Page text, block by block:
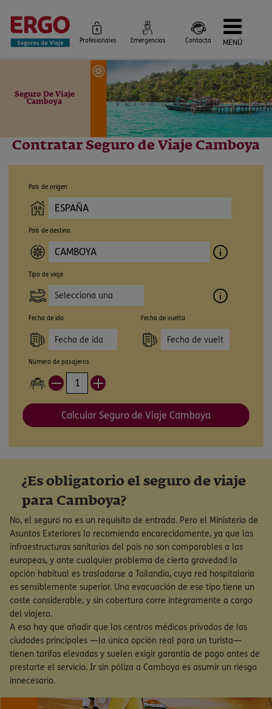
Profesionales Emergencias Contacta MENÚ
Más Seguros
Siniestros e Instrucciones
Seguro De Viaje
Camboya
Contratar Seguro de Viaje Camboya
País de origen
País de destino
Tipo de viaje
Selecciona una
opción
Fecha de ida Fecha de vuelta
Número de pasajeros
Calcular Seguro de Viaje Camboya
¿Es obligatorio el seguro de viaje
para Camboya?
No, el seguro no es un requisito de entrada. Pero el Ministerio de
Asuntos Exteriores lo recomienda encarecidamente, ya que las
infraestructuras sanitarias del país no son comparables a las
europeas, y ante cualquier problema de cierta gravedad la
opción habitual es trasladarse a Tailandia, cuya red hospitalaria
es sensiblemente superior. Una evacuación de ese tipo tiene un
coste considerable, y sin cobertura corre íntegramente a cargo
del viajero.
A eso hay que añadir que los centros médicos privados de las
ciudades principales —la única opción real para un turista—
tienen tarifas elevadas y suelen exigir garantía de pago antes de
prestarte el servicio. Ir sin póliza a Camboya es asumir un riesgo
innecesario.